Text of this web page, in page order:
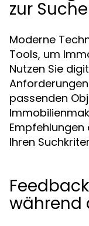
zur Suche
Moderne
Tools, um
Nutzen Sie
passenden
Ihren
während